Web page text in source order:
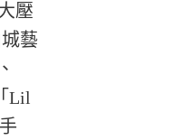
壓
藝
Lil